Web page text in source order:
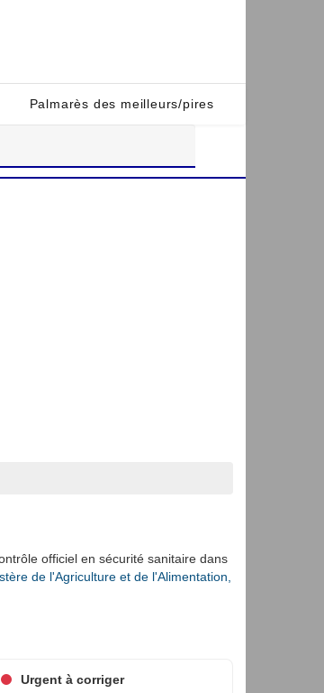
Palmarès des meilleurs/pires
officiel en sécurité sanitaire dans
de l'Agriculture et de l'Alimentation,
Urgent à corriger